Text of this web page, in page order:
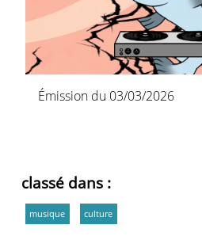
Émission du 03/03/2026
classé dans :
musique culture